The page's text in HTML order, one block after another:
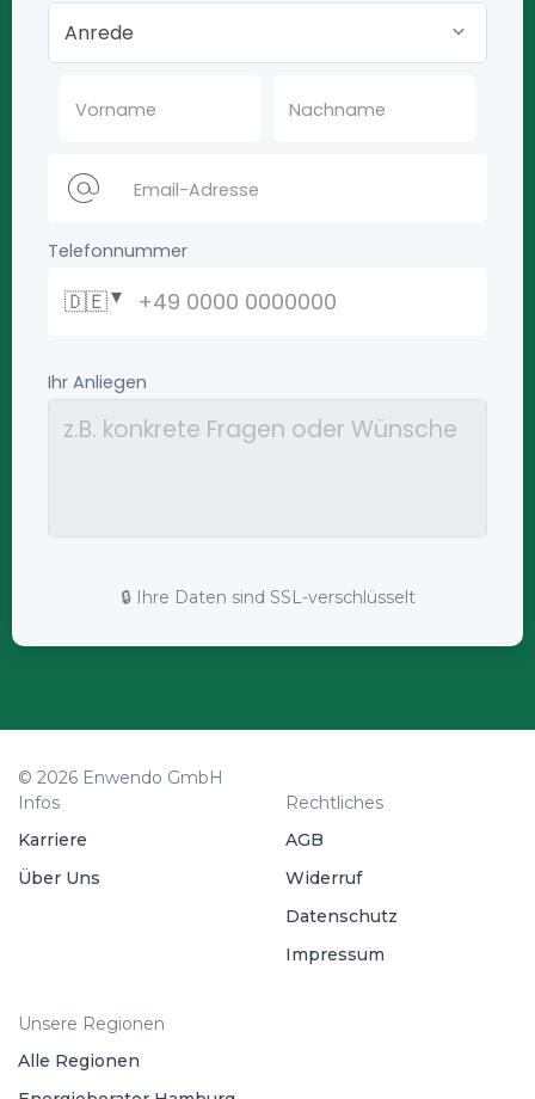
🔒 Ihre Daten sind SSL-verschlüsselt
© 2026 Enwendo GmbH
Infos
Karriere
Über Uns
Rechtliches
AGB
Widerruf
Datenschutz
Impressum
Unsere Regionen
Alle Regionen